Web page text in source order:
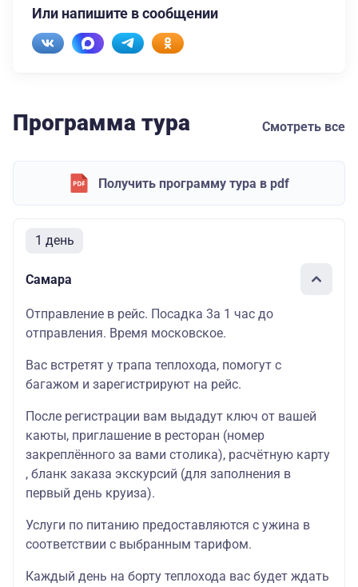
Или напишите в сообщении
Программа тура Смотреть все
Получить программу тура в pdf
1 день
Самара
Отправление в рейс. Посадка 3а 1 час до
отправления. Время московское.
Вас встретят у трапа теплохода, помогут с
багажом и зарегистрируют на рейс.
После регистрации вам выдадут ключ от вашей
каюты, приглашение в ресторан (номер
закреплённого за вами столика), расчётную карту
, бланк заказа экскурсий (для заполнения в
первый день круиза).
Услуги по питанию предоставляются с ужина в
соответствии с выбранным тарифом.
Каждый день на борту теплохода вас будет ждать